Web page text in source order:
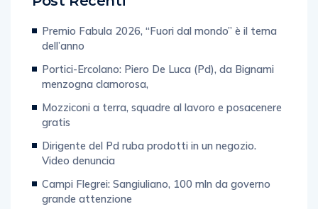
Premio Fabula 2026, “Fuori dal mondo” è il tema
dell’anno
Portici-Ercolano: Piero De Luca (Pd), da Bignami
menzogna clamorosa,
Mozziconi a terra, squadre al lavoro e posacenere
gratis
Dirigente del Pd ruba prodotti in un negozio.
Video denuncia
Campi Flegrei: Sangiuliano, 100 mln da governo
grande attenzione